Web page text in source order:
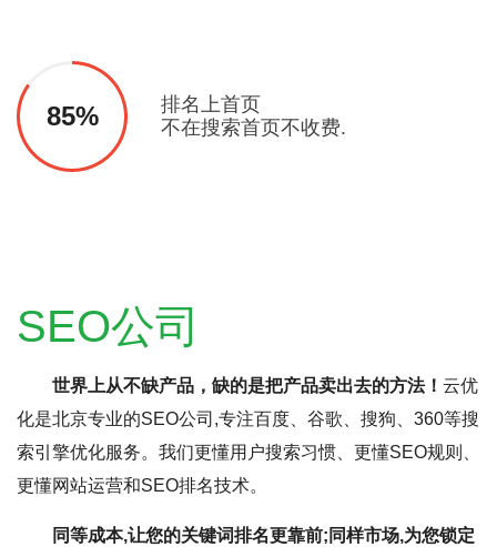
85%
排名上首页
不在搜索首页不收费.
SEO公司
世界上从不缺产品，缺的是把产品卖出去的方法！ 云优
化是北京专业的SEO公司,专注百度、谷歌、搜狗、360等搜
索引擎优化服务。我们更懂用户搜索习惯、更懂SEO规则、
更懂网站运营和SEO排名技术。
同等成本,让您的关键词排名更靠前;同样市场,为您锁定